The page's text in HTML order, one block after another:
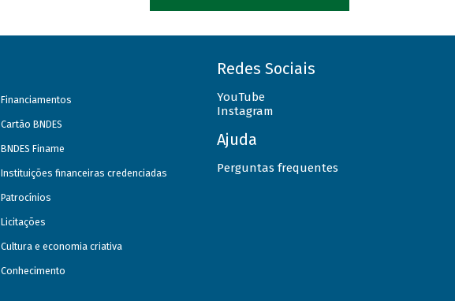
Financiamentos
Cartão BNDES
BNDES Finame
Instituições financeiras credenciadas
Patrocínios
Licitações
Cultura e economia criativa
Conhecimento
Redes Sociais
YouTube
Instagram
Ajuda
Perguntas frequentes